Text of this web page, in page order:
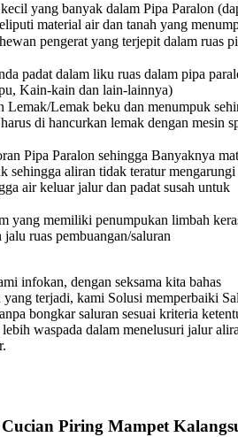
yang banyak dalam Pipa Paralon
material air dan tanah yang
pengerat yang terjepit dalam ruas
padat dalam liku ruas dalam pipa
Kain-kain dan lain-lainnya)
Lemak/Lemak beku dan menumpuk
di hancurkan lemak dengan mesin
Pipa Paralon sehingga Banyaknya
sehingga aliran tidak teratur mengarungi
air keluar jalur dan padat susah untuk
yang memiliki penumpukan limbah
ruas pembuangan/saluran
infokan, dengan seksama kita bahas
yang terjadi, kami Solusi memperbaiki
bongkar saluran sesuai kriteria
waspada dalam menelusuri jalur
Cucian Piring Mampet